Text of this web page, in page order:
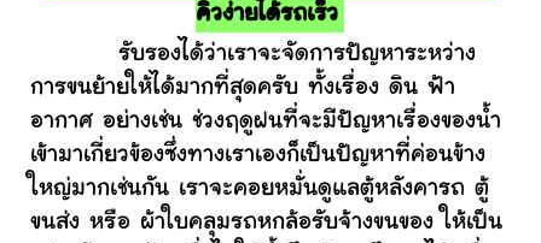
คิวง่ายได้รถเร็ว
รับรองได้ว่าเราจะจัดการปัญหาระหว่าง
การขนย้ายให้ได้มากที่สุดครับ ทั้งเรื่อง ดิน ฟ้า
อากาศ อย่างเช่น ช่วงฤดูฝนที่จะมีปัญหาเรื่องของน้ำ
เข้ามาเกี่ยวข้องซึ่งทางเราเองก็เป็นปัญหาที่ค่อนข้าง
ใหญ่มากเช่นกัน เราจะคอยหมั่นดูแลตู้หลังคารถ ตู้
ขนส่ง หรือ ผ้าใบคลุมรถหกล้อรับจ้างขนของ ให้เป็น